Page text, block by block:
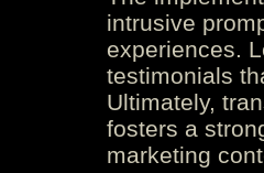
intrusive
experiences.
testimonials
Ultimately,
fosters a
marketing